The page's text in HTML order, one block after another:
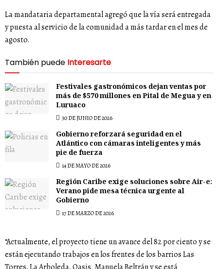
La mandataria departamental agregó que la vía será entregada
y puesta al servicio de la comunidad a más tardar en el mes de
agosto.
También puede Interesarte
Festivales gastronómicos dejan ventas por
más de $570 millones en Pital de Megua y en
Luruaco
30 DE JUNIO DE 2026
Gobierno reforzará seguridad en el
Atlántico con cámaras inteligentes y más
pie de fuerza
14 DE MAYO DE 2026
Región Caribe exige soluciones sobre Air-e:
Verano pide mesa técnica urgente al
Gobierno
17 DE MARZO DE 2026
“Actualmente, el proyecto tiene un avance del 82 por ciento y se
están ejecutando trabajos en los frentes de los barrios Las